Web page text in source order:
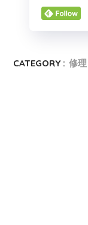
CATEGORY : 修理